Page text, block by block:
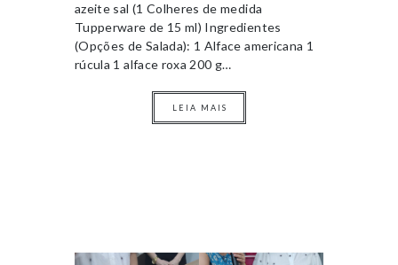
azeite sal (1 Colheres de medida
Tupperware de 15 ml) Ingredientes
(Opções de Salada): 1 Alface americana 1
rúcula 1 alface roxa 200 g…
LEIA MAIS